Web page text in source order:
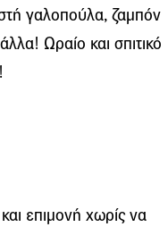
γαλοπούλα, ζαμπόν
Ωραίο και σπιτικό
επιμονή χωρίς να